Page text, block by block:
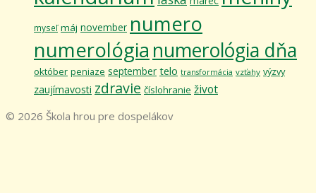
myseľ máj november numero
numerológia numerológia dňa
október peniaze september telo transformácia vzťahy výzvy
zaujímavosti zdravie číslohranie život
© 2026 Škola hrou pre dospelákov